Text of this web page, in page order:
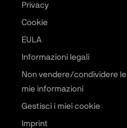
Privacy
Cookie
EULA
Informazioni legali
Non vendere/condividere le
mie informazioni
Gestisci i miei cookie
Imprint